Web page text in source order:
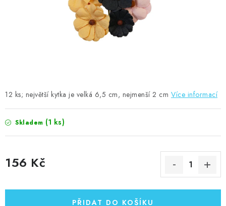
Moje objednávka
Obchodní podmínky
12 ks; největší kytka je velká 6,5 cm, nejmenší 2 cm Více informací
Skladem (1 ks)
156 Kč
PŘIDAT DO KOŠÍKU